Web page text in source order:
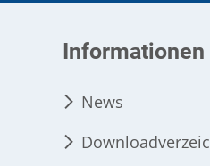
Informationen
News